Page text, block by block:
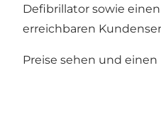
Defibrillator sowie
erreichbaren
Preise sehen und